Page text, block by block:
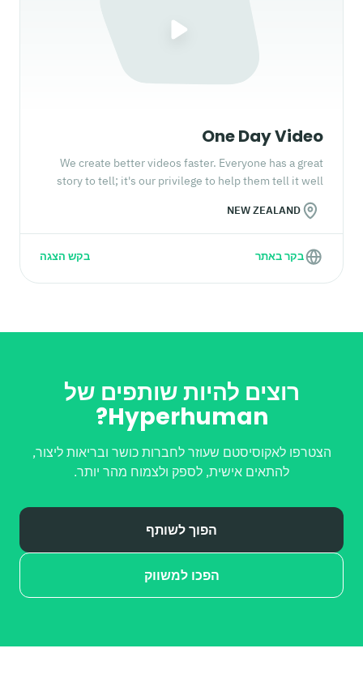
One Day Video
We create better videos faster. Everyone has a great
story to tell; it's our privilege to help them tell it well
NEW ZEALAND
בקר באתר בקש הצגה
רוצים להיות שותפים של
Hyperhuman?
הצטרפו לאקוסיסטם שעוזר לחברות כושר ובריאות ליצור,
להתאים אישית, לספק ולצמוח מהר יותר.
הפוך לשותף
הפכו למשווק